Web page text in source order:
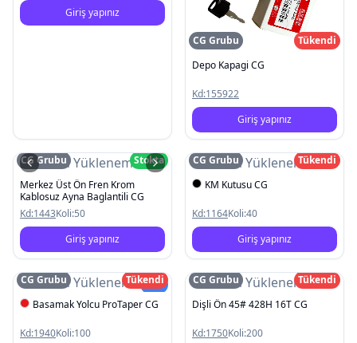
Giriş yapınız
CG Grubu
Tükendi
Depo Kapagi CG
Kd:155922
Giriş yapınız
Resim Yüklenemedi
CG Grubu
Stokta
Merkez Üst Ön Fren Krom
Kablosuz Ayna Baglantili CG
Kd:1443Koli:50
Giriş yapınız
Resim Yüklenemedi
CG Grubu
Tükendi
KM Kutusu CG
Kd:1164Koli:40
Giriş yapınız
Resim YüklenemediYeni
CG Grubu
Tükendi
Basamak Yolcu ProTaper CG
Kd:1940Koli:100
Resim Yüklenemedi
CG Grubu
Tükendi
Dişli Ön 45# 428H 16T CG
Kd:1750Koli:200